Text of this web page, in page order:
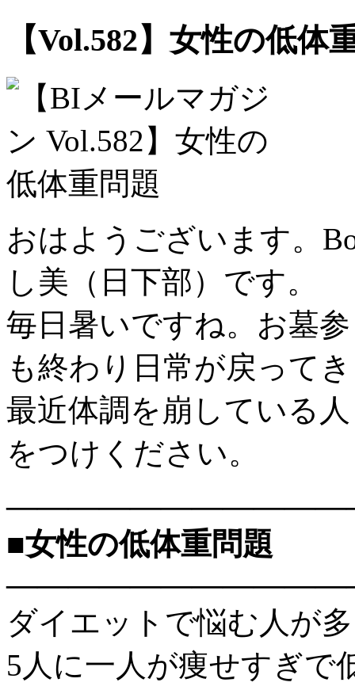
【Vol.582】女性の低体
おはようございます。
し美（日下部）です。
毎日暑いですね。お墓
も終わり日常が戻って
最近体調を崩している
をつけください。
■女性の低体重問題
ダイエットで悩む人が
5人に一人が痩せすぎで